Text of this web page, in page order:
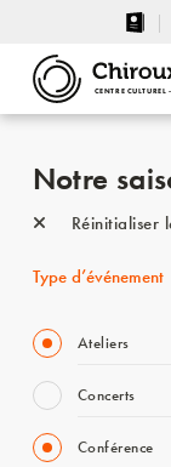
CENTRE CULTUREL -
Notre
Réinitialiser
Type d’événement
Ateliers
Concerts
Conférence